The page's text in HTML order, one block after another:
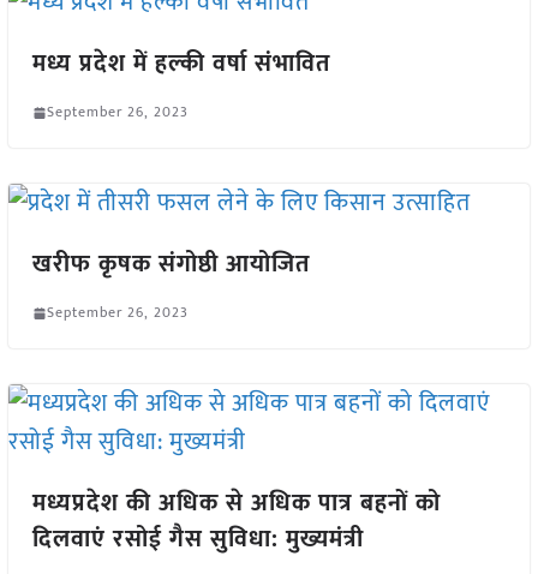
मध्य प्रदेश में हल्की वर्षा संभावित
September 26, 2023
खरीफ कृषक संगोष्ठी आयोजित
September 26, 2023
मध्यप्रदेश की अधिक से अधिक पात्र बहनों को
दिलवाएं रसोई गैस सुविधा: मुख्यमंत्री